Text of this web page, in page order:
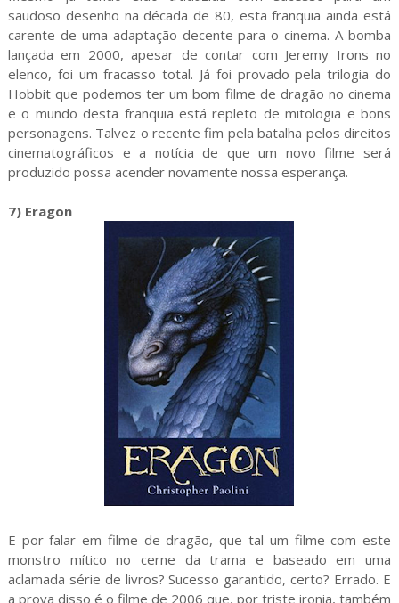
saudoso desenho na década de 80, esta franquia ainda está
carente de uma adaptação decente para o cinema. A bomba
lançada em 2000, apesar de contar com Jeremy Irons no
elenco, foi um fracasso total. Já foi provado pela trilogia do
Hobbit que podemos ter um bom filme de dragão no cinema
e o mundo desta franquia está repleto de mitologia e bons
personagens. Talvez o recente fim pela batalha pelos direitos
cinematográficos e a notícia de que um novo filme será
produzido possa acender novamente nossa esperança.
7) Eragon
E por falar em filme de dragão, que tal um filme com este
monstro mítico no cerne da trama e baseado em uma
aclamada série de livros? Sucesso garantido, certo? Errado. E
a prova disso é o filme de 2006 que, por triste ironia, também